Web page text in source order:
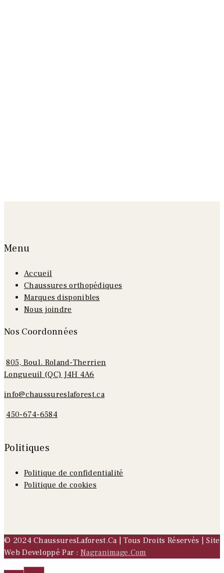
Menu
Accueil
Chaussures orthopédiques
Marques disponibles
Nous joindre
Nos Coordonnées
805, Boul. Roland-Therrien
Longueuil (QC) J4H 4A6
info@chaussureslaforest.ca
450-674-6584
Politiques
Politique de confidentialité
Politique de cookies
© 2024 ChaussuresLaforest.ca | Tous Droits Réservés | Site
Web Developpé Par :Nagranimage.com